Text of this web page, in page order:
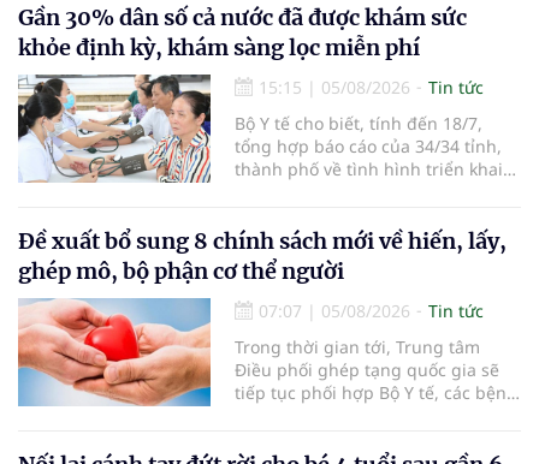
em bé đầu tiên chào đời.
Gần 30% dân số cả nước đã được khám sức
khỏe định kỳ, khám sàng lọc miễn phí
15:15 | 05/08/2026
Tin tức
Bộ Y tế cho biết, tính đến 18/7,
tổng hợp báo cáo của 34/34 tỉnh,
thành phố về tình hình triển khai
nhận 32.286.360 người, chiếm gần
30% dân số cả nước đã được khám
sức khỏe định kỳ năm nay.
Đề xuất bổ sung 8 chính sách mới về hiến, lấy,
ghép mô, bộ phận cơ thể người
07:07 | 05/08/2026
Tin tức
Trong thời gian tới, Trung tâm
Điều phối ghép tạng quốc gia sẽ
tiếp tục phối hợp Bộ Y tế, các bệnh